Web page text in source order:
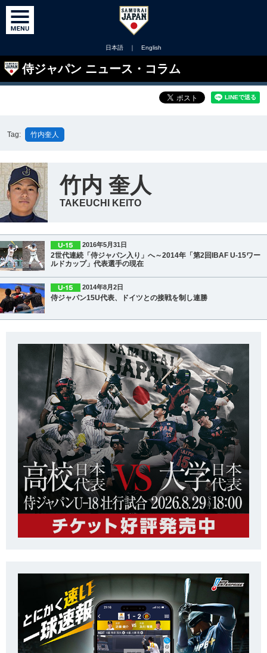
日本語 ｜ English
侍ジャパン ニュース・コラム
Tag: 竹内奎人
竹内 奎人
TAKEUCHI KEITO
2016年5月31日
2世代連続「侍ジャパン入り」へ～2014年「第2回IBAF U-15ワー
ルドカップ」代表選手の現在
2014年8月2日
侍ジャパン15U代表、ドイツとの接戦を制し連勝